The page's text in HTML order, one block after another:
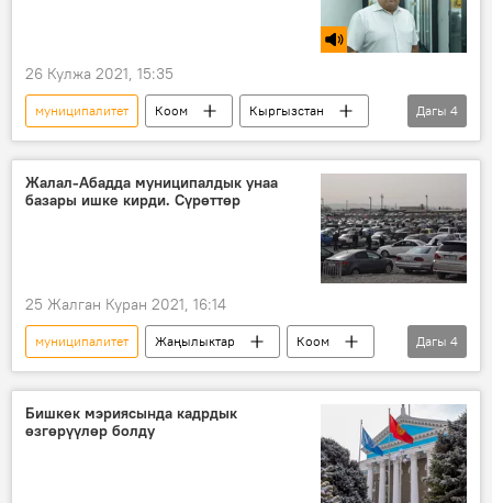
26 Кулжа 2021, 15:35
муниципалитет Коом
Кыргызстан
Радио
Мыктыбек Өмүрзаков
шайлоо
кадрлар
Дагы 4
Жалал-Абадда муниципалдык унаа
базары ишке кирди. Сүрөттөр
25 Жалган Куран 2021, 16:14
муниципалитет Жаңылыктар
Коом
Кыргызстан
Жалал-Абад
унаа
Дагы 4
Бишкек мэриясында кадрдык
өзгөрүүлөр болду